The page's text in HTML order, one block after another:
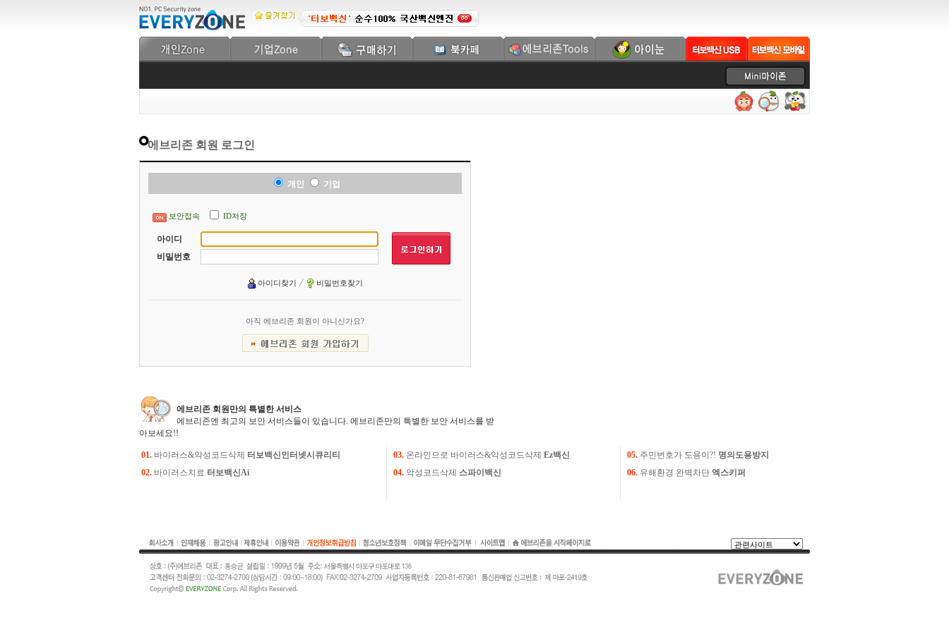
에브리존 회원 로그인
개인 기업
보안접속 ID저장
아이디
비밀번호
아이디찾기 비밀번호찾기
아직 에브리존 회원이 아니신가요?
에브리존 회원만의 특별한 서비스
에브리존엔 최고의 보안 서비스들이 있습니다. 에브리존만의 특별한 보안 서비스를 받
아보세요!!
01. 바이러스&악성코드삭제 터보백신인터넷시큐리티 03. 온라인으로 바이러스&악성코드삭제 Ez백신 05. 주민번호가 도용이?! 명의도용방지
02. 바이러스치료 터보백신Ai 04. 악성코드삭제 스파이백신 06. 유해환경 완벽차단 엑스키퍼